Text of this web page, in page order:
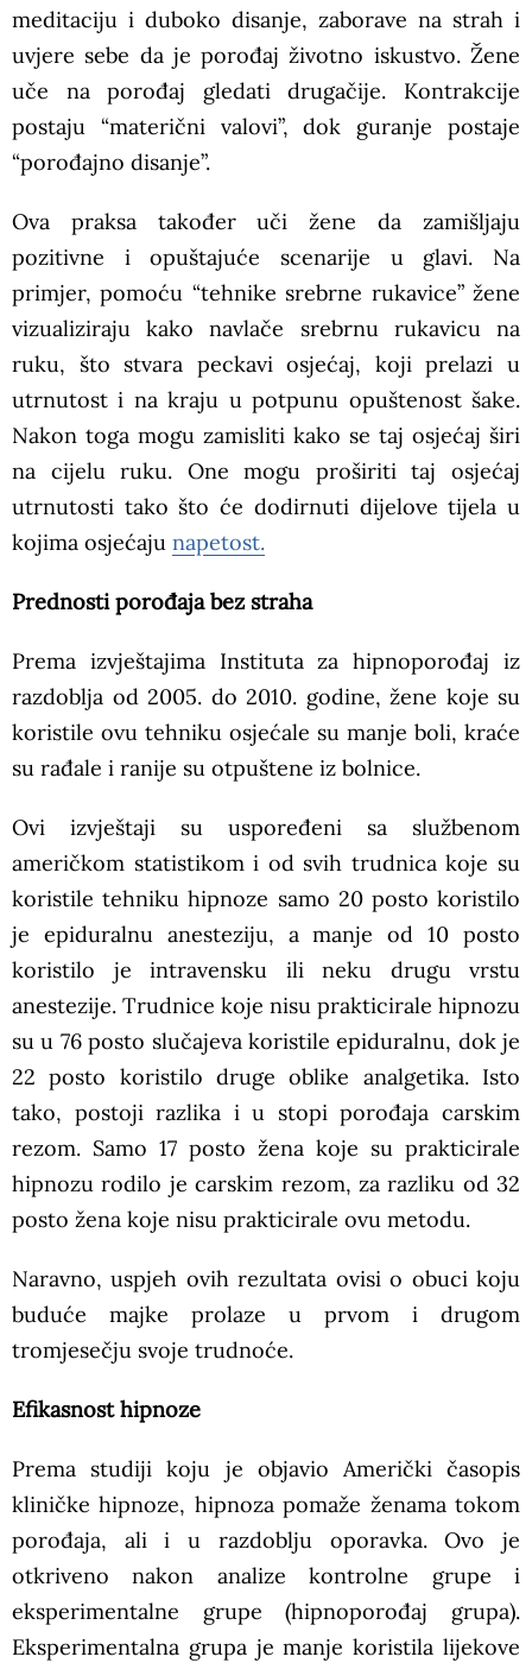
meditaciju i duboko disanje, zaborave na strah i
uvjere sebe da je porođaj životno iskustvo. Žene
uče na porođaj gledati drugačije. Kontrakcije
postaju “materični valovi”, dok guranje postaje
“porođajno disanje”.
Ova praksa također uči žene da zamišljaju
pozitivne i opuštajuće scenarije u glavi. Na
primjer, pomoću “tehnike srebrne rukavice” žene
vizualiziraju kako navlače srebrnu rukavicu na
ruku, što stvara peckavi osjećaj, koji prelazi u
utrnutost i na kraju u potpunu opuštenost šake.
Nakon toga mogu zamisliti kako se taj osjećaj širi
na cijelu ruku. One mogu proširiti taj osjećaj
utrnutosti tako što će dodirnuti dijelove tijela u
kojima osjećaju napetost.
Prednosti porođaja bez straha
Prema izvještajima Instituta za hipnoporođaj iz
razdoblja od 2005. do 2010. godine, žene koje su
koristile ovu tehniku osjećale su manje boli, kraće
su rađale i ranije su otpuštene iz bolnice.
Ovi izvještaji su uspoređeni sa službenom
američkom statistikom i od svih trudnica koje su
koristile tehniku hipnoze samo 20 posto koristilo
je epiduralnu anesteziju, a manje od 10 posto
koristilo je intravensku ili neku drugu vrstu
anestezije. Trudnice koje nisu prakticirale hipnozu
su u 76 posto slučajeva koristile epiduralnu, dok je
22 posto koristilo druge oblike analgetika. Isto
tako, postoji razlika i u stopi porođaja carskim
rezom. Samo 17 posto žena koje su prakticirale
hipnozu rodilo je carskim rezom, za razliku od 32
posto žena koje nisu prakticirale ovu metodu.
Naravno, uspjeh ovih rezultata ovisi o obuci koju
buduće majke prolaze u prvom i drugom
tromjesečju svoje trudnoće.
Efikasnost hipnoze
Prema studiji koju je objavio Američki časopis
kliničke hipnoze, hipnoza pomaže ženama tokom
porođaja, ali i u razdoblju oporavka. Ovo je
otkriveno nakon analize kontrolne grupe i
eksperimentalne grupe (hipnoporođaj grupa).
Eksperimentalna grupa je manje koristila lijekove